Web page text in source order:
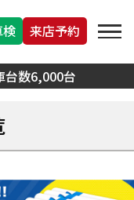
台数6,000台
来店予約